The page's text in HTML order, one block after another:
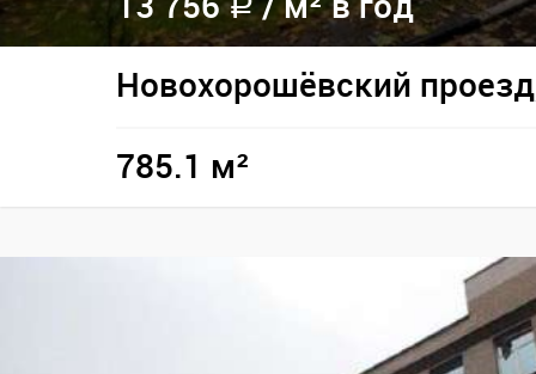
a
Новохорошёвский
785.1 м²